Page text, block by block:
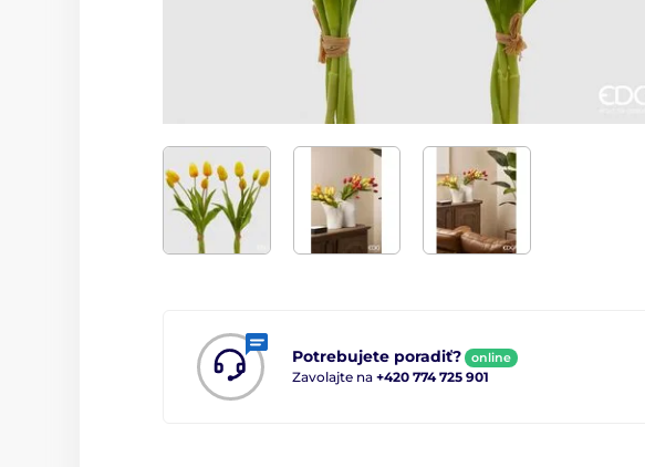
Potrebujete poradiť? online
Zavolajte na +420 774 725 901